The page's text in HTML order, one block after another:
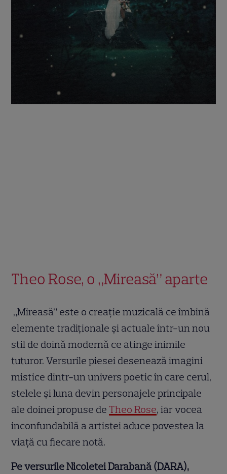
Theo Rose, o „Mireasă” aparte
„Mireasă” este o creație muzicală ce îmbină
elemente tradiționale și actuale într-un nou
stil de doină modernă ce atinge inimile
tuturor. Versurile piesei desenează imagini
mistice dintr-un univers poetic în care cerul,
stelele și luna devin personajele principale
ale doinei propuse de Theo Rose, iar vocea
inconfundabilă a artistei aduce povestea la
viață cu fiecare notă.
Pe versurile Nicoletei Darabană (DARA),